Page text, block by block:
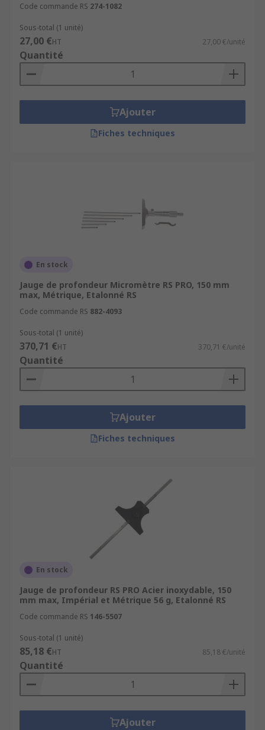
Code commande RS 274-1082
Sous-total (1 unité)
27,00 €HT 27,00 €/unité
Quantité
Ajouter
Fiches techniques
En stock
Jauge de profondeur Micromètre RS PRO, 150 mm
max, Métrique, Etalonné RS
Code commande RS 882-4093
Sous-total (1 unité)
370,71 €HT 370,71 €/unité
Quantité
Ajouter
Fiches techniques
En stock
Jauge de profondeur RS PRO Acier inoxydable, 150
mm max, Impérial et Métrique 56 g, Etalonné RS
Code commande RS 146-5507
Sous-total (1 unité)
85,18 €HT 85,18 €/unité
Quantité
Ajouter